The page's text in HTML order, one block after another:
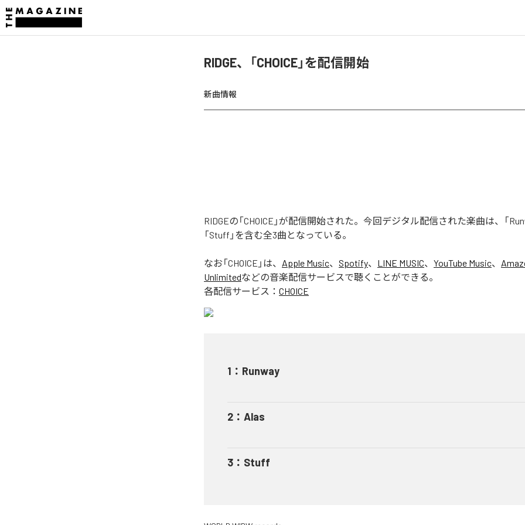
RIDGE、「CHOICE」を配信開始
新曲情報
RIDGEの「CHOICE」が配信開始された。今回デジタル配信された楽曲は、「
「Stuff」を含む全3曲となっている。
なお「CHOICE 」は、 Apple Music、 Spotify、 LINE MUSIC、 YouTube Music、
Unlimitedなどの音楽配信サービスで聴くことができる。
各配信サービス： CHOICE
1 ： Runway
2 ： Alas
3 ： Stuff